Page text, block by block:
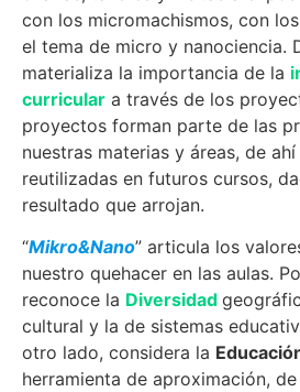
con los micromachismos, con
el tema de micro y nanociencia.
materializa la importancia de la
curricular a través de los
proyectos forman parte de las
nuestras materias y áreas, de
reutilizadas en futuros cursos,
resultado que arrojan.
“Mikro&Nano” articula los
nuestro quehacer en las aulas.
reconoce la Diversidad
cultural y la de sistemas
otro lado, considera la
herramienta de aproximación, de